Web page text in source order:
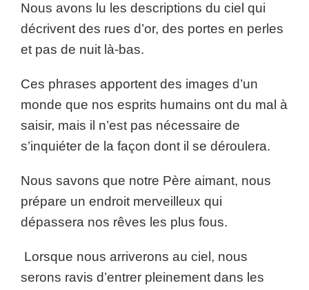
Nous avons lu les descriptions du ciel qui
décrivent des rues d’or, des portes en perles
et pas de nuit là-bas.
Ces phrases apportent des images d’un
monde que nos esprits humains ont du mal à
saisir, mais il n’est pas nécessaire de
s’inquiéter de la façon dont il se déroulera.
Nous savons que notre Père aimant, nous
prépare un endroit merveilleux qui
dépassera nos rêves les plus fous.
Lorsque nous arriverons au ciel, nous
serons ravis d’entrer pleinement dans les